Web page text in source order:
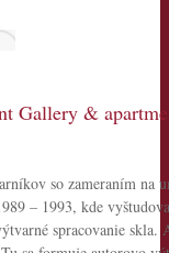
Gallery &
so zameraním na
– 1993, kde
spracovanie